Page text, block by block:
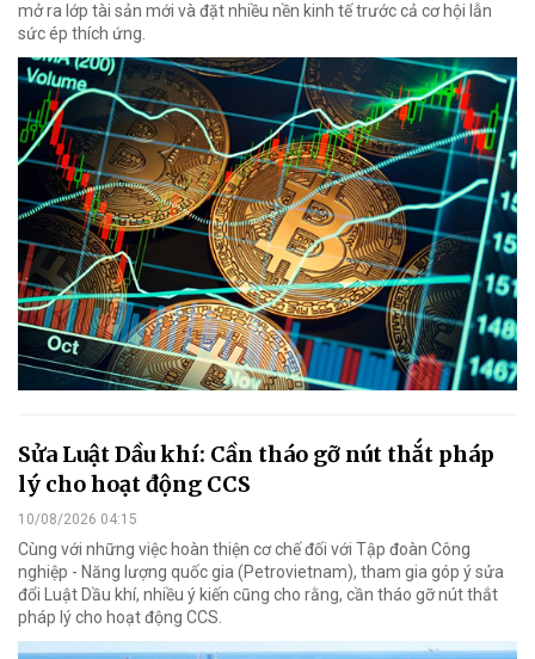
mở ra lớp tài sản mới và đặt nhiều nền kinh tế trước cả cơ hội lẫn
sức ép thích ứng.
Sửa Luật Dầu khí: Cần tháo gỡ nút thắt pháp
lý cho hoạt động CCS
10/08/2026 04:15
Cùng với những việc hoàn thiện cơ chế đối với Tập đoàn Công
nghiệp - Năng lượng quốc gia (Petrovietnam), tham gia góp ý sửa
đổi Luật Dầu khí, nhiều ý kiến cũng cho rằng, cần tháo gỡ nút thắt
pháp lý cho hoạt động CCS.